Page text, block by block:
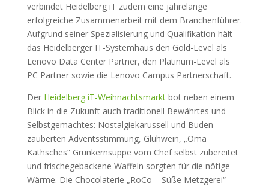
verbindet Heidelberg iT zudem eine jahrelange
erfolgreiche Zusammenarbeit mit dem Branchenführer.
Aufgrund seiner Spezialisierung und Qualifikation hält
das Heidelberger IT-Systemhaus den Gold-Level als
Lenovo Data Center Partner, den Platinum-Level als
PC Partner sowie die Lenovo Campus Partnerschaft.
Der Heidelberg iT-Weihnachtsmarktbot neben einem
Blick in die Zukunft auch traditionell Bewährtes und
Selbstgemachtes: Nostalgiekarussell und Buden
zauberten Adventsstimmung, Glühwein, „Oma
Käthsches“ Grünkernsuppe vom Chef selbst zubereitet
und frischegebackene Waffeln sorgten für die nötige
Wärme. Die Chocolaterie „RoCo – Süße Metzgerei“